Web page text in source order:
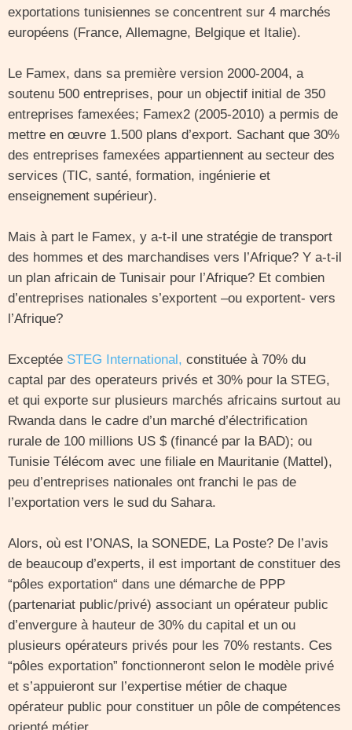
exportations tunisiennes se concentrent sur 4 marchés
européens (France, Allemagne, Belgique et Italie).
Le Famex, dans sa première version 2000-2004, a
soutenu 500 entreprises, pour un objectif initial de 350
entreprises famexées; Famex2 (2005-2010) a permis de
mettre en œuvre 1.500 plans d’export. Sachant que 30%
des entreprises famexées appartiennent au secteur des
services (TIC, santé, formation, ingénierie et
enseignement supérieur).
Mais à part le Famex, y a-t-il une stratégie de transport
des hommes et des marchandises vers l’Afrique? Y a-t-il
un plan africain de Tunisair pour l’Afrique? Et combien
d’entreprises nationales s’exportent –ou exportent- vers
l’Afrique?
Exceptée STEG International, constituée à 70% du
captal par des operateurs privés et 30% pour la STEG,
et qui exporte sur plusieurs marchés africains surtout au
Rwanda dans le cadre d’un marché d’électrification
rurale de 100 millions US $ (financé par la BAD); ou
Tunisie Télécom avec une filiale en Mauritanie (Mattel),
peu d’entreprises nationales ont franchi le pas de
l’exportation vers le sud du Sahara.
Alors, où est l’ONAS, la SONEDE, La Poste? De l’avis
de beaucoup d’experts, il est important de constituer des
“pôles exportation“ dans une démarche de PPP
(partenariat public/privé) associant un opérateur public
d’envergure à hauteur de 30% du capital et un ou
plusieurs opérateurs privés pour les 70% restants. Ces
“pôles exportation” fonctionneront selon le modèle privé
et s’appuieront sur l’expertise métier de chaque
opérateur public pour constituer un pôle de compétences